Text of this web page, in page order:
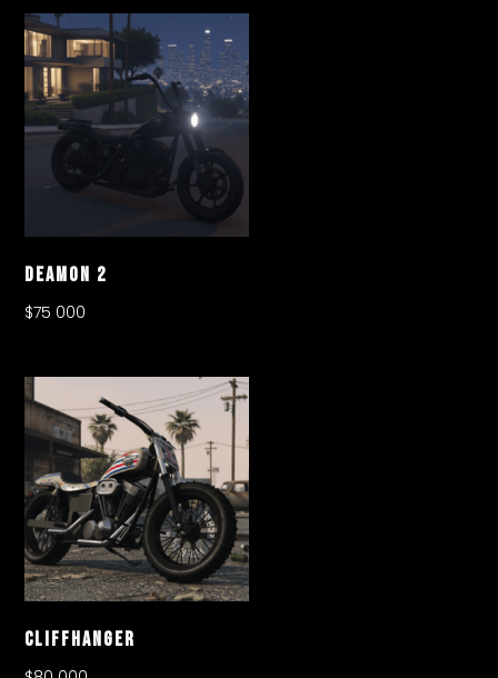
Deamon 2
$75 000
Cliffhanger